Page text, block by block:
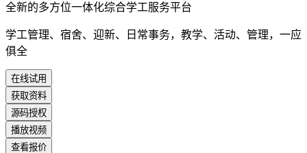
全新的多方位一体化综合学工服务平台
学工管理、宿舍、迎新、日常事务，教学、活动、管理，一应
俱全
在线试用
获取资料
源码授权
播放视频
查看报价